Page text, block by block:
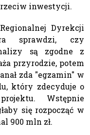
inwestycji.
Dyrekcji
sprawdzi, czy
są zgodne z
przyrodzie, potem
zda "egzamin" w
który zdecyduje o
Wstępnie
się rozpocząć w
900 mln zł.